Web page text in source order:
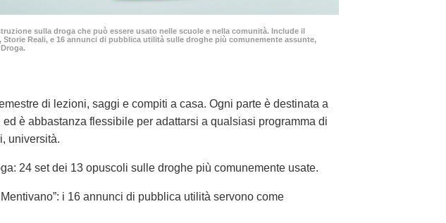
sulla droga che può essere usato nelle scuole e nella comunità. Include il
Reali, e 16 annunci di pubblica utilità sulle droghe più comunemente assunte,
di lezioni, saggi e compiti a casa. Ogni parte è destinata a
è abbastanza flessibile per adattarsi a qualsiasi programma di
università.
24 set dei 13 opuscoli sulle droghe più comunemente usate.
i 16 annunci di pubblica utilità servono come